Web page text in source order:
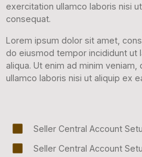
exercitation ullamco laboris nisi
consequat.
Lorem ipsum dolor sit amet,
do eiusmod tempor incididunt ut
aliqua. Ut enim ad minim
ullamco laboris nisi ut aliquip ex
Seller Central Account
Seller Central Account